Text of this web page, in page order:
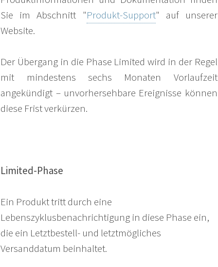
Sie im Abschnitt "Produkt-Support" auf unserer
Website.
Der Übergang in die Phase Limited wird in der Regel
mit mindestens sechs Monaten Vorlaufzeit
angekündigt – unvorhersehbare Ereignisse können
diese Frist verkürzen.
Limited-Phase
Ein Produkt tritt durch eine
Lebenszyklusbenachrichtigung in diese Phase ein,
die ein Letztbestell- und letztmögliches
Versanddatum beinhaltet.